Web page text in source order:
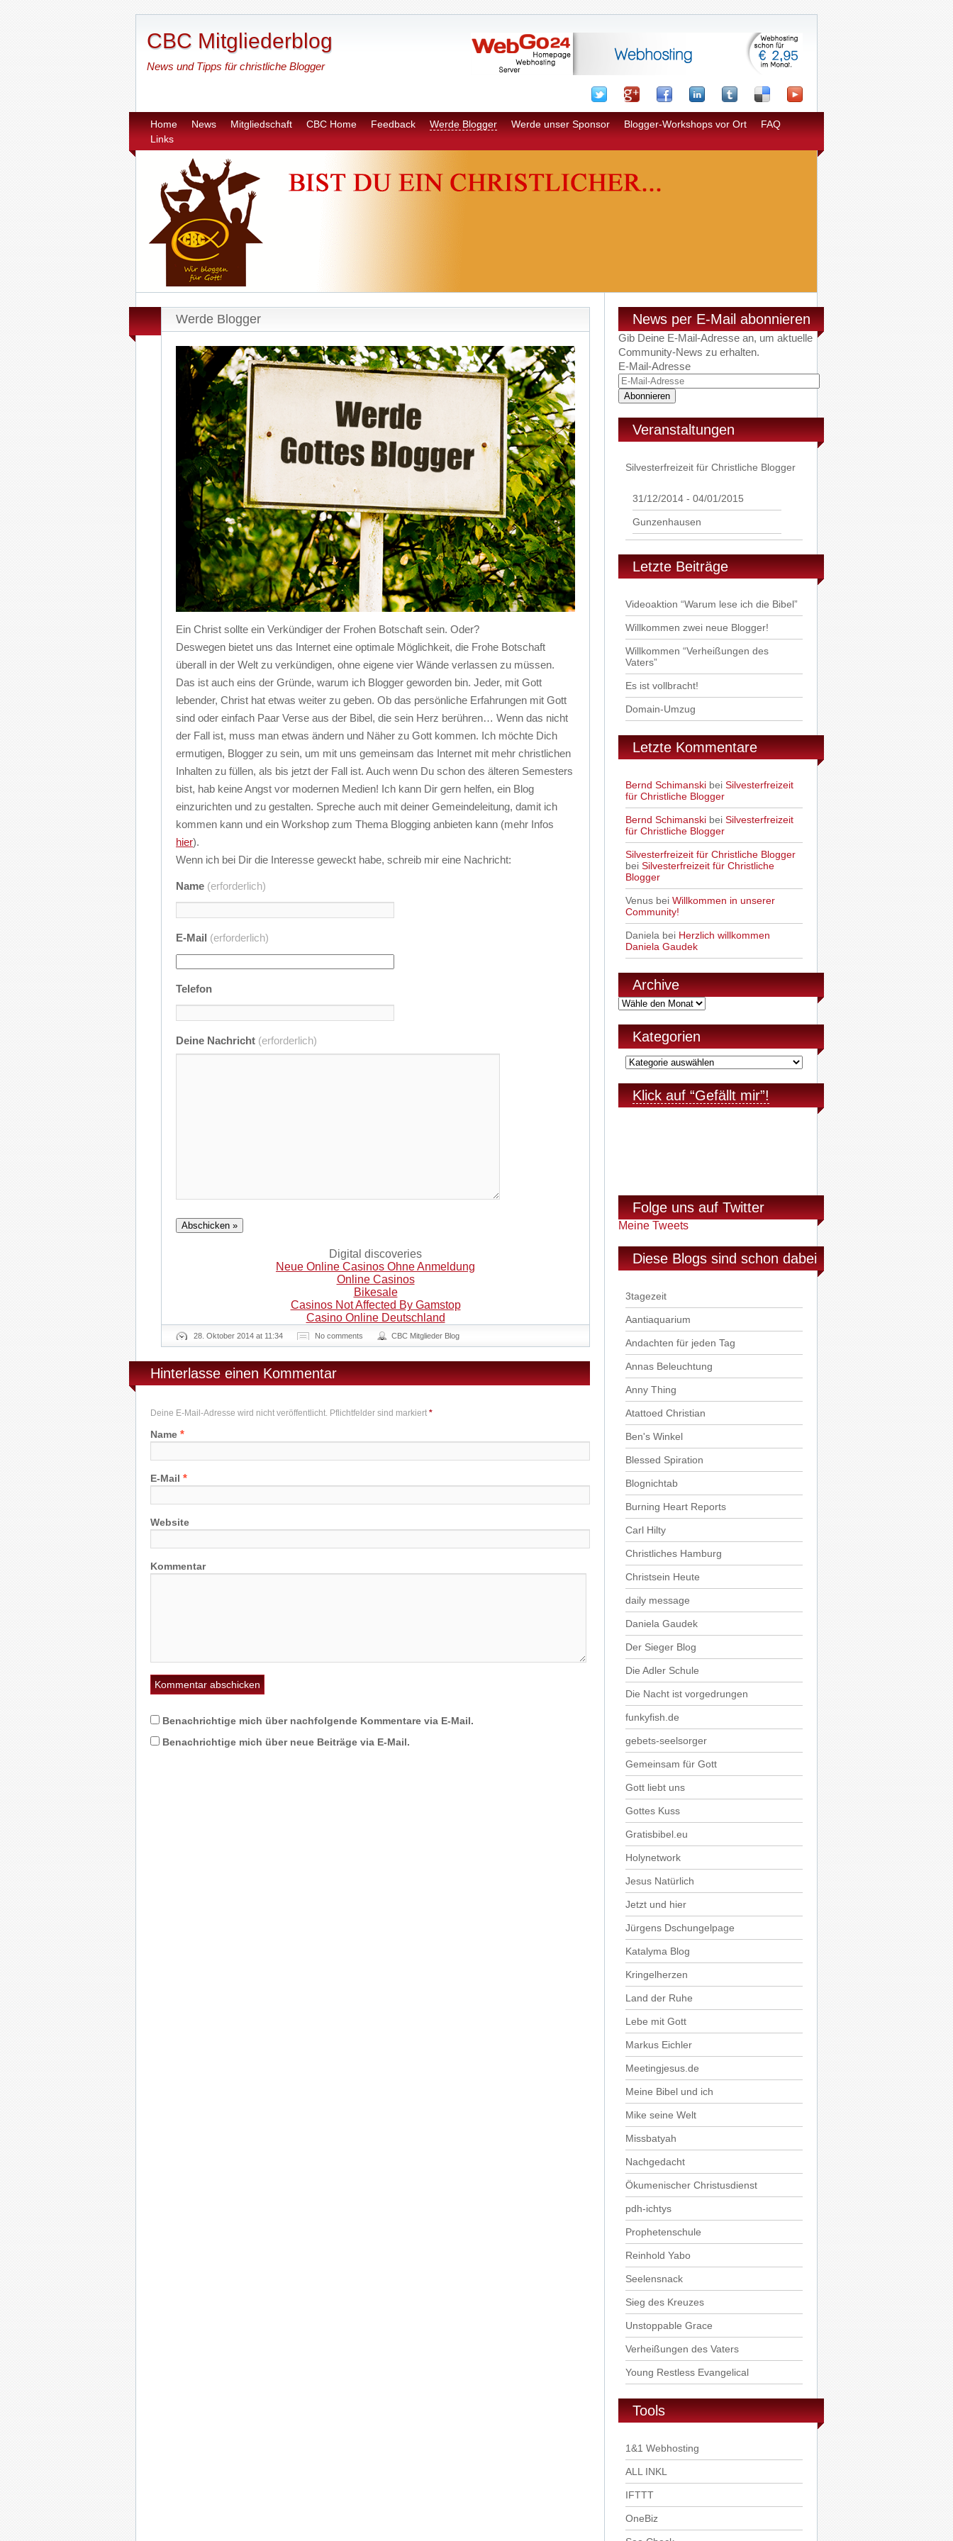
CBC Mitgliederblog
News und Tipps für christliche Blogger
Home News Mitgliedschaft CBC Home Feedback Werde Blogger Werde unser Sponsor Blogger-Workshops vor Ort
FAQ
Links
Werde Blogger
Ein Christ sollte ein Verkündiger der Frohen Botschaft sein. Oder?
Deswegen bietet uns das Internet eine optimale Möglichkeit, die Frohe Botschaft
überall in der Welt zu verkündigen, ohne eigene vier Wände verlassen zu müssen.
Das ist auch eins der Gründe, warum ich Blogger geworden bin. Jeder, mit Gott
lebender, Christ hat etwas weiter zu geben. Ob das persönliche Erfahrungen mit Gott
sind oder einfach Paar Verse aus der Bibel, die sein Herz berühren… Wenn das nicht
der Fall ist, muss man etwas ändern und Näher zu Gott kommen. Ich möchte Dich
ermutigen, Blogger zu sein, um mit uns gemeinsam das Internet mit mehr christlichen
Inhalten zu füllen, als bis jetzt der Fall ist. Auch wenn Du schon des älteren Semesters
bist, hab keine Angst vor modernen Medien! Ich kann Dir gern helfen, ein Blog
einzurichten und zu gestalten. Spreche auch mit deiner Gemeindeleitung, damit ich
kommen kann und ein Workshop zum Thema Blogging anbieten kann (mehr Infos
hier).
Wenn ich bei Dir die Interesse geweckt habe, schreib mir eine Nachricht:
Name (erforderlich)
E-Mail (erforderlich)
Telefon
Deine Nachricht (erforderlich)
Digital discoveries
Neue Online Casinos Ohne Anmeldung
Online Casinos
Bikesale
Casinos Not Affected By Gamstop
Casino Online Deutschland
28. Oktober 2014 at 11:34 No comments CBC Mitglieder Blog
Hinterlasse einen Kommentar
Deine E-Mail-Adresse wird nicht veröffentlicht. Pflichtfelder sind markiert *
Name *
E-Mail *
Website
Kommentar
Benachrichtige mich über nachfolgende Kommentare via E-Mail.
Benachrichtige mich über neue Beiträge via E-Mail.
News per E-Mail abonnieren
Gib Deine E-Mail-Adresse an, um aktuelle
Community-News zu erhalten.
E-Mail-Adresse
Veranstaltungen
Silvesterfreizeit für Christliche Blogger
31/12/2014 - 04/01/2015
Gunzenhausen
Letzte Beiträge
Videoaktion “Warum lese ich die Bibel”
Willkommen zwei neue Blogger!
Willkommen “Verheißungen des
Vaters”
Es ist vollbracht!
Domain-Umzug
Letzte Kommentare
Bernd Schimanski bei Silvesterfreizeit
für Christliche Blogger
Bernd Schimanski bei Silvesterfreizeit
für Christliche Blogger
Silvesterfreizeit für Christliche Blogger
bei Silvesterfreizeit für Christliche
Blogger
Venus bei Willkommen in unserer
Community!
Daniela bei Herzlich willkommen
Daniela Gaudek
Archive
Kategorien
Klick auf “Gefällt mir”!
Folge uns auf Twitter
Meine Tweets
Diese Blogs sind schon dabei
3tagezeit
Aantiaquarium
Andachten für jeden Tag
Annas Beleuchtung
Anny Thing
Atattoed Christian
Ben's Winkel
Blessed Spiration
Blognichtab
Burning Heart Reports
Carl Hilty
Christliches Hamburg
Christsein Heute
daily message
Daniela Gaudek
Der Sieger Blog
Die Adler Schule
Die Nacht ist vorgedrungen
funkyfish.de
gebets-seelsorger
Gemeinsam für Gott
Gott liebt uns
Gottes Kuss
Gratisbibel.eu
Holynetwork
Jesus Natürlich
Jetzt und hier
Jürgens Dschungelpage
Katalyma Blog
Kringelherzen
Land der Ruhe
Lebe mit Gott
Markus Eichler
Meetingjesus.de
Meine Bibel und ich
Mike seine Welt
Missbatyah
Nachgedacht
Ökumenischer Christusdienst
pdh-ichtys
Prophetenschule
Reinhold Yabo
Seelensnack
Sieg des Kreuzes
Unstoppable Grace
Verheißungen des Vaters
Young Restless Evangelical
Tools
1&1 Webhosting
ALL INKL
IFTTT
OneBiz